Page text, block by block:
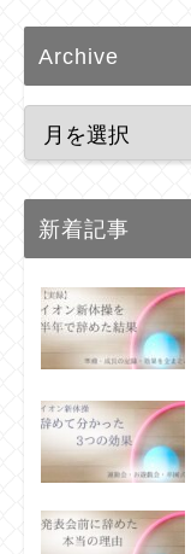
Archive
新着記事